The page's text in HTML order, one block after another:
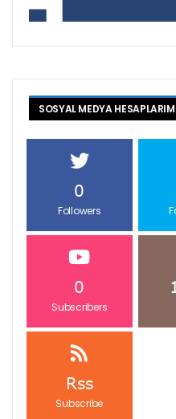
SOSYAL MEDYA
0
Followers
0
Subscribers
Rss
Subscribe